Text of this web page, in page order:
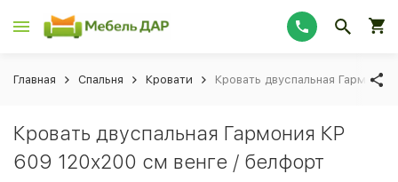
Главная Спальня Кровати Кровать двуспальная
Кровать двуспальная Гармония КР
609 120x200 см венге / белфорт